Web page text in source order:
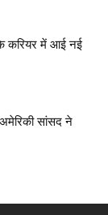
करियर में आई नई
सांसद ने